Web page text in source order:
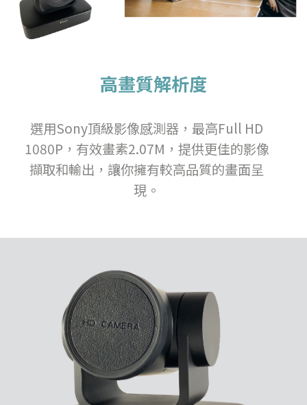
高畫質解析度
選用Sony頂級影像感測器，最高Full HD
1080P，有效畫素2.07M，提供更佳的影像
擷取和輸出，讓你擁有較高品質的畫面呈
現。